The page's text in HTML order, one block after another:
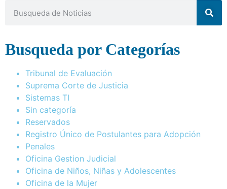
Busqueda por Categorías
Tribunal de Evaluación
Suprema Corte de Justicia
Sistemas TI
Sin categoría
Reservados
Registro Único de Postulantes para Adopción
Penales
Oficina Gestion Judicial
Oficina de Niños, Niñas y Adolescentes
Oficina de la Mujer